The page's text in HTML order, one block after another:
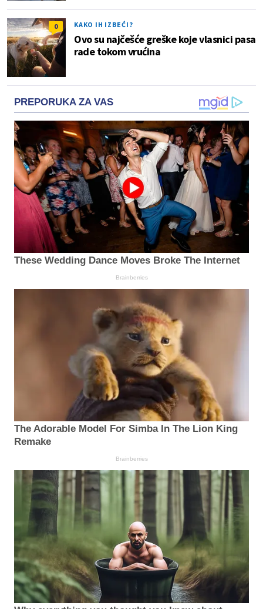
0 KAKO IH IZBEĆI?
Ovo su najčešće greške koje vlasnici pasa
rade tokom vrućina
PREPORUKA ZA VAS
These Wedding Dance Moves Broke The Internet
Brainberries
The Adorable Model For Simba In The Lion King
Remake
Brainberries